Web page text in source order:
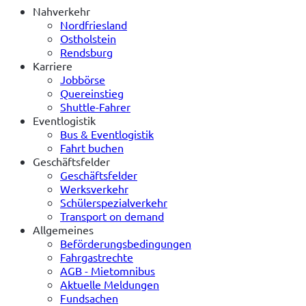
Nahverkehr
Nordfriesland
Ostholstein
Rendsburg
Karriere
Jobbörse
Quereinstieg
Shuttle-Fahrer
Eventlogistik
Bus & Eventlogistik
Fahrt buchen
Geschäftsfelder
Geschäftsfelder
Werksverkehr
Schülerspezialverkehr
Transport on demand
Allgemeines
Beförderungsbedingungen
Fahrgastrechte
AGB - Mietomnibus
Aktuelle Meldungen
Fundsachen